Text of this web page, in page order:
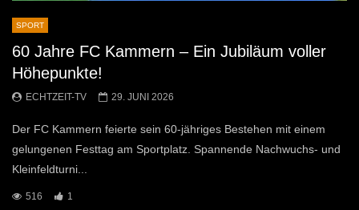
SPORT
60 Jahre FC Kammern – Ein Jubiläum voller
Höhepunkte!
ECHTZEIT-TV 29. JUNI 2026
Der FC Kammern feierte sein 60-jähriges Bestehen mit einem
gelungenen Festtag am Sportplatz. Spannende Nachwuchs- und
Kleinfeldturni...
516 1